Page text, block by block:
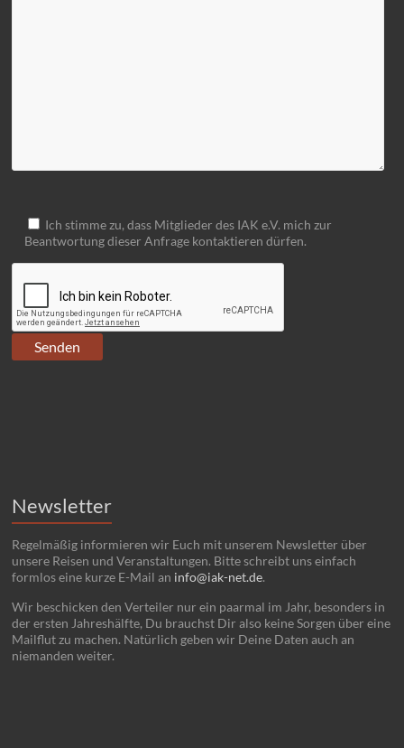
Ich stimme zu, dass Mitglieder des IAK e.V. mich zur
Beantwortung dieser Anfrage kontaktieren dürfen.
Newsletter
Regelmäßig informieren wir Euch mit unserem Newsletter über
unsere Reisen und Veranstaltungen. Bitte schreibt uns einfach
formlos eine kurze E-Mail an info@iak-net.de.
Wir beschicken den Verteiler nur ein paarmal im Jahr, besonders in
der ersten Jahreshälfte, Du brauchst Dir also keine Sorgen über eine
Mailflut zu machen. Natürlich geben wir Deine Daten auch an
niemanden weiter.